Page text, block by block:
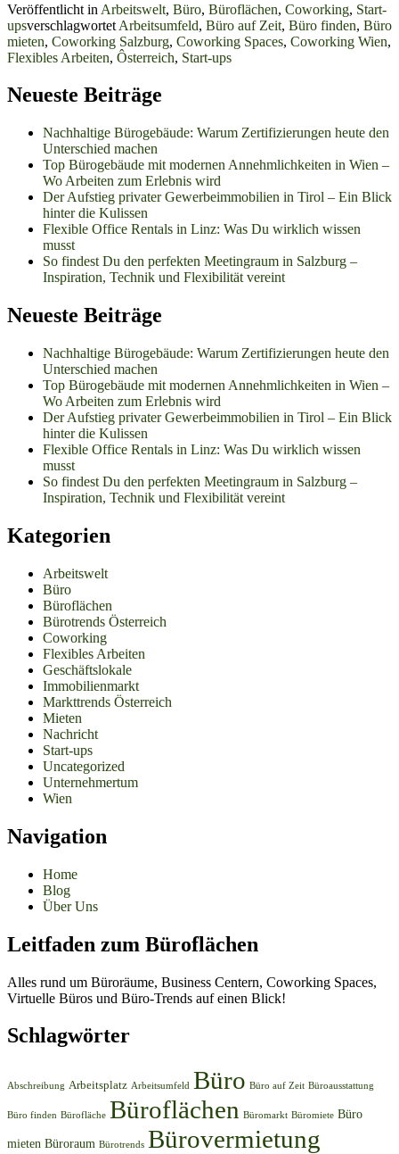
Veröffentlicht in Arbeitswelt, Büro, Büroflächen, Coworking, Start-
upsverschlagwortet Arbeitsumfeld, Büro auf Zeit, Büro finden, Büro
mieten, Coworking Salzburg, Coworking Spaces, Coworking Wien,
Flexibles Arbeiten, Ôsterreich, Start-ups
Neueste Beiträge
Nachhaltige Bürogebäude: Warum Zertifizierungen heute den
Unterschied machen
Top Bürogebäude mit modernen Annehmlichkeiten in Wien –
Wo Arbeiten zum Erlebnis wird
Der Aufstieg privater Gewerbeimmobilien in Tirol – Ein Blick
hinter die Kulissen
Flexible Office Rentals in Linz: Was Du wirklich wissen
musst
So findest Du den perfekten Meetingraum in Salzburg –
Inspiration, Technik und Flexibilität vereint
Neueste Beiträge
Nachhaltige Bürogebäude: Warum Zertifizierungen heute den
Unterschied machen
Top Bürogebäude mit modernen Annehmlichkeiten in Wien –
Wo Arbeiten zum Erlebnis wird
Der Aufstieg privater Gewerbeimmobilien in Tirol – Ein Blick
hinter die Kulissen
Flexible Office Rentals in Linz: Was Du wirklich wissen
musst
So findest Du den perfekten Meetingraum in Salzburg –
Inspiration, Technik und Flexibilität vereint
Kategorien
Arbeitswelt
Büro
Büroflächen
Bürotrends Österreich
Coworking
Flexibles Arbeiten
Geschäftslokale
Immobilienmarkt
Markttrends Österreich
Mieten
Nachricht
Start-ups
Uncategorized
Unternehmertum
Wien
Navigation
Home
Blog
Über Uns
Leitfaden zum Büroflächen
Alles rund um Büroräume, Business Centern, Coworking Spaces,
Virtuelle Büros und Büro-Trends auf einen Blick!
Schlagwörter
Abschreibung Arbeitsplatz Arbeitsumfeld Büro Büro auf Zeit Büroausstattung
Büro finden Bürofläche Büroflächen Büromarkt Büromiete Büro
mieten Büroraum Bürotrends Bürovermietung